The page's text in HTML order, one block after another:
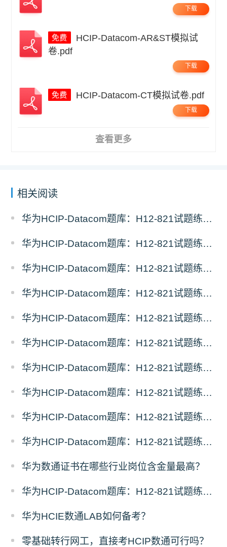
下载
卷.pdf
下载
HCIP-Datacom-CT模拟试卷.pdf
下载
查看更多
相关阅读
华为HCIP-Datacom题库：H12-821试题练习（11）
华为HCIP-Datacom题库：H12-821试题练习（10）
华为HCIP-Datacom题库：H12-821试题练习（9）
华为HCIP-Datacom题库：H12-821试题练习（8）
华为HCIP-Datacom题库：H12-821试题练习（7）
华为HCIP-Datacom题库：H12-821试题练习（6）
华为HCIP-Datacom题库：H12-821试题练习（5）
华为HCIP-Datacom题库：H12-821试题练习（4）
华为HCIP-Datacom题库：H12-821试题练习（3）
华为HCIP-Datacom题库：H12-821试题练习（2）
华为数通证书在哪些行业岗位含金量最高？
华为HCIP-Datacom题库：H12-821试题练习（1）
华为HCIE数通LAB如何备考？
零基础转行网工，直接考HCIP数通可行吗？